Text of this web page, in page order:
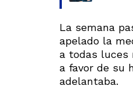
La semana
apelado la
a todas luces
a favor de su
adelantaba.